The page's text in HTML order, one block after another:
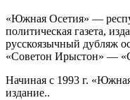
«Южная Осетия» —
политическая газета,
русскоязычный дубляж
«Советон Ирыстон» —
Начиная с 1993 г.
издание..